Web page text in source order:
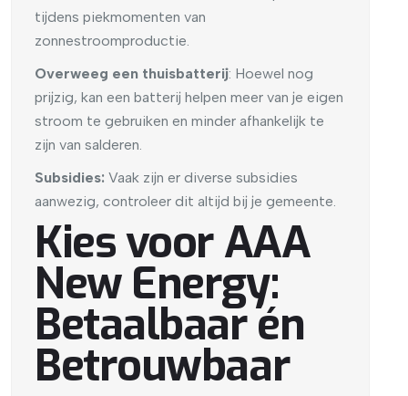
tijdens piekmomenten van
zonnestroomproductie.
Overweeg een thuisbatterij: Hoewel nog
prijzig, kan een batterij helpen meer van je eigen
stroom te gebruiken en minder afhankelijk te
zijn van salderen.
Subsidies: Vaak zijn er diverse subsidies
aanwezig, controleer dit altijd bij je gemeente.
Kies voor AAA
New Energy:
Betaalbaar én
Betrouwbaar